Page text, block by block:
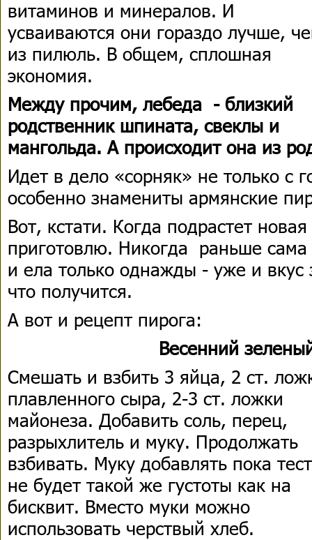
витаминов и минералов. И
усваиваются они гораздо лучше,
из пилюль. В общем, сплошная
экономия.
Между прочим, лебеда - близкий
родственник шпината, свеклы и
мангольда. А происходит она из
Идет в дело «сорняк» не только с
особенно знамениты армянские
Вот, кстати. Когда подрастет
приготовлю. Никогда раньше
и ела только однажды - уже и
что получится.
А вот и рецепт пирога:
Весенний
Смешать и взбить 3 яйца, 2 ст.
плавленного сыра, 2-3 ст. ложки
майонеза. Добавить соль, перец,
разрыхлитель и муку. Продолжать
взбивать. Муку добавлять пока
не будет такой же густоты как на
бисквит. Вместо муки можно
использовать черствый хлеб.